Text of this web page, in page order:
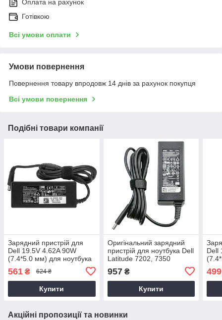
Оплата на рахунок
Готівкою
Всі умови оплати
Умови повернення
Повернення товару впродовж 14 днів за рахунок покупця
Всі умови повернення
Подібні товари компанії
Зарядний пристрій для
Dell 19.5V 4.62A 90W
(7.4*5.0 мм) для ноутбука
P63G, P63G002 90W
561 ₴ 624 ₴
Купити
Оригінальний зарядний
пристрій для ноутбука Dell
Latitude 7202, 7350
957₴
Купити
Dell
499
Акційні пропозиції та новинки